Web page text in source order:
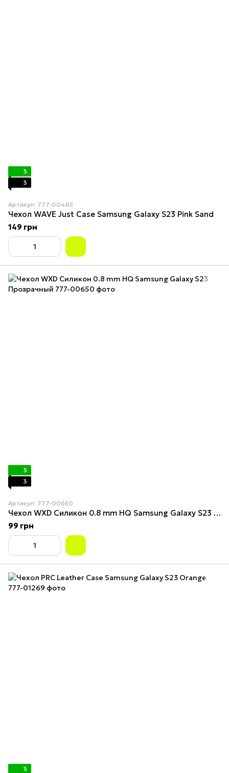
3
3
Артикул: 777-00465
Чехол WAVE Just Case Samsung Galaxy S23 Pink Sand
149 грн
3
3
Артикул: 777-00650
Чехол WXD Силикон 0.8 mm HQ Samsung Galaxy S23 Прозрачный
99 грн
3